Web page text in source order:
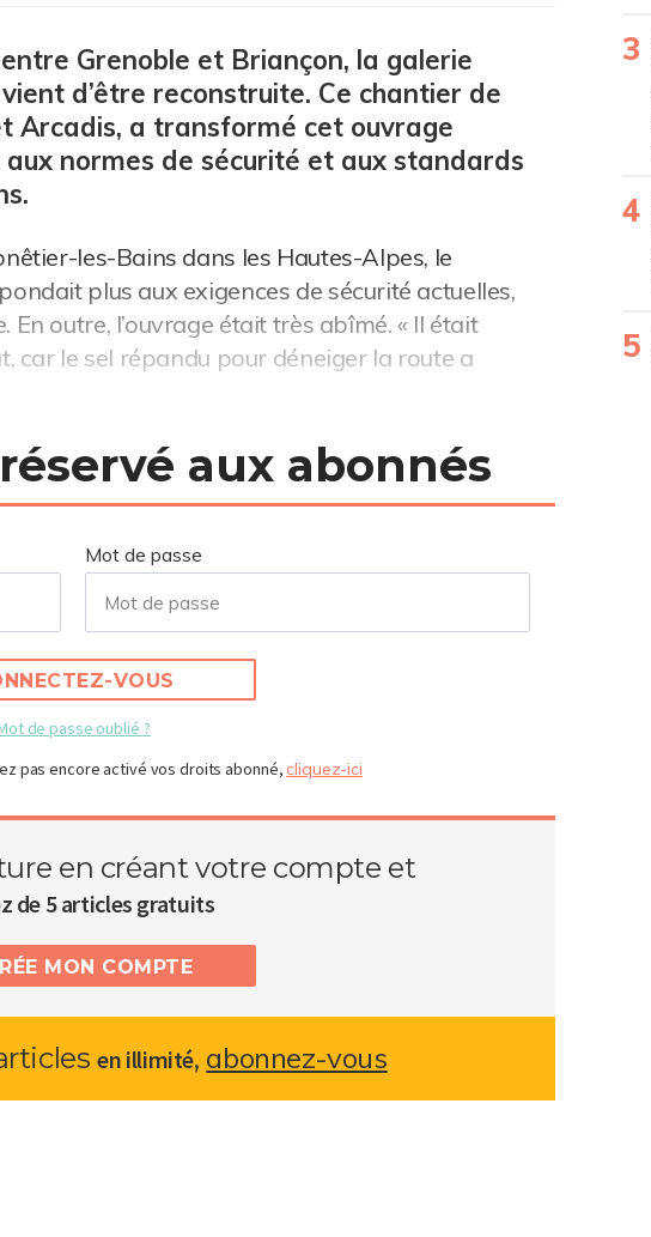
Grenoble et Briançon, la galerie
d’être reconstruite. Ce chantier de
Arcadis, a transformé cet ouvrage
normes de sécurité et aux standards
les-Bains dans les Hautes-Alpes, le
plus aux exigences de sécurité actuelles,
outre, l’ouvrage était très abîmé. « Il était
car le sel répandu pour déneiger la route a
aux abonnés
Mot de passe
VOUS
de passe oublié ?
pas encore activé vos droits abonné, cliquez-ici
en créant votre compte et
de 5 articles gratuits
MON COMPTE
en illimité, abonnez-vous